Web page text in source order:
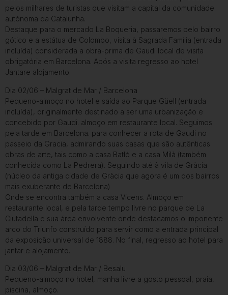
pelos milhares de turistas que visitam a capital da comunidade
autónoma da Catalunha.
Destaque para o mercado La Boqueria, passaremos pelo bairro
gótico e a estátua de Colombo, visita à Sagrada Família (entrada
incluída) considerada a obra-prima de Gaudi local de visita
obrigatória em Barcelona. Após a visita regresso ao hotel
Jantare alojamento.
Dia 02/06 – Malgrat de Mar / Barcelona
Pequeno-almoço no hotel e saída ao Parque Güell (entrada
incluída), originalmente destinado a ser uma urbanização e
concebido por Gaudi. almoço em restaurante local. Seguimos
pela tarde em Barcelona. para conhecer a rota de Gaudi no
passeio da Gracia, admirando suas casas que são autênticas
obras de arte, tais como a casa Batló e a casa Milà (também
conhecida como La Pedrera). Seguindo até à vila de Gràcia
(núcleo da antiga cidade de Gràcia que agora é um dos bairros
mais exuberante de Barcelona)
Onde se encontra também a casa Vicens. Almoço em
restaurante local, e pela tarde tempo livre no parque de La
Ciutadella e sua área envolvente onde destacamos o imponente
arco do Triunfo construído para servir como a entrada principal
da exposição universal de 1888. No final, regresso ao hotel para
jantar e alojamento.
Dia 03/06 – Malgrat de Mar / Besalu
Pequeno-almoço no hotel, manha livre a gosto pessoal, praia,
piscina, almoço.